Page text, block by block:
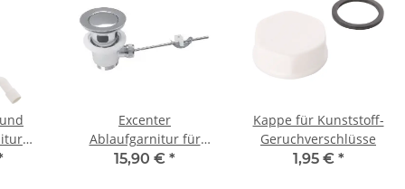
Excenter
Ablaufgarnitur für
Waschtischarmaturen 1
15,90 € *
Kappe für Kunststoff-
Geruchverschlüsse
1,95 € *